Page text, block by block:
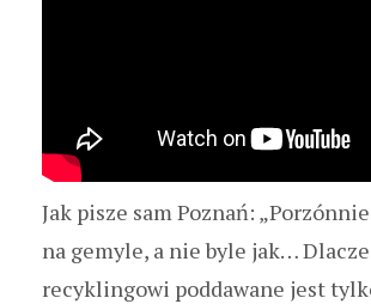
Jak pisze sam Poznań:
na gemyle, a nie byle jak…
recyklingowi poddawane jest